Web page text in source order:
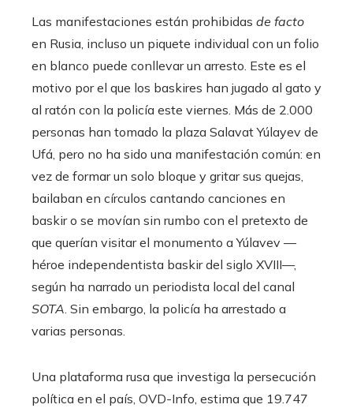
Las manifestaciones están prohibidas de facto
en Rusia, incluso un piquete individual con un folio
en blanco puede conllevar un arresto. Este es el
motivo por el que los baskires han jugado al gato y
al ratón con la policía este viernes. Más de 2.000
personas han tomado la plaza Salavat Yúlayev de
Ufá, pero no ha sido una manifestación común: en
vez de formar un solo bloque y gritar sus quejas,
bailaban en círculos cantando canciones en
baskir o se movían sin rumbo con el pretexto de
que querían visitar el monumento a Yúlavev —
héroe independentista baskir del siglo XVIII—,
según ha narrado un periodista local del canal
SOTA . Sin embargo, la policía ha arrestado a
varias personas.
Una plataforma rusa que investiga la persecución
política en el país, OVD-Info, estima que 19.747